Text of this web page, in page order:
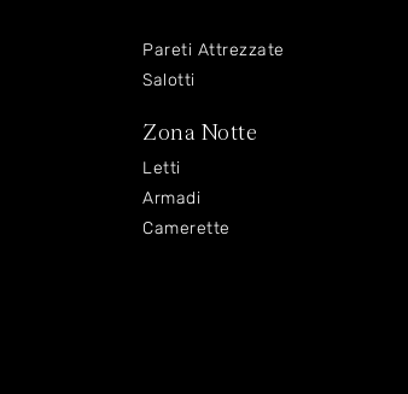
Pareti Attrezzate
Salotti
Zona Notte
Letti
Armadi
Camerette